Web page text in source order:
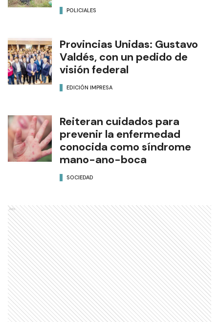
POLICIALES
Provincias Unidas: Gustavo
Valdés, con un pedido de
visión federal
EDICIÓN IMPRESA
Reiteran cuidados para
prevenir la enfermedad
conocida como síndrome
mano-ano-boca
SOCIEDAD
Ads